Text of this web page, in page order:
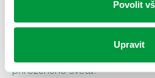
Povolit
Upravit
přirozeného světa?